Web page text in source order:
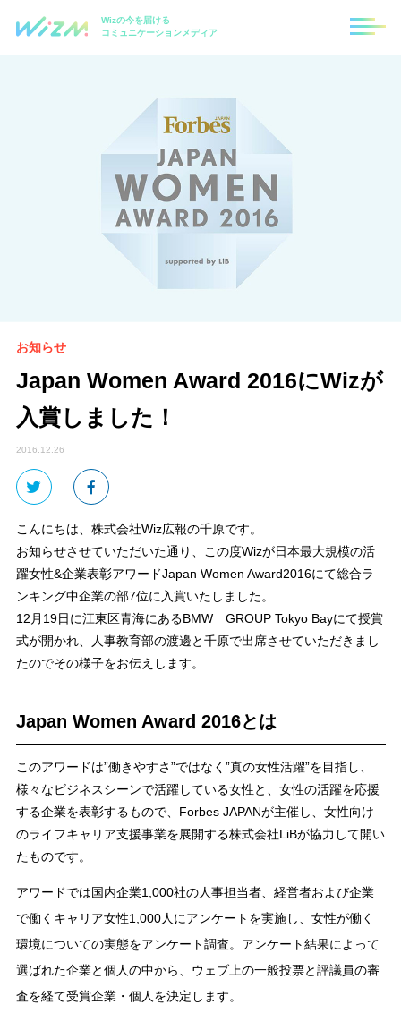
Wizの今を届ける
コミュニケーションメディア
お知らせ
Japan Women Award 2016にWizが
入賞しました！
2016.12.26
こんにちは、株式会社Wiz広報の千原です。
お知らせさせていただいた通り、この度Wizが日本最大規模の活
躍女性&企業表彰アワードJapan Women Award2016にて総合ラ
ンキング中企業の部7位に入賞いたしました。
12月19日に江東区青海にあるBMW GROUP Tokyo Bayにて授賞
式が開かれ、人事教育部の渡邊と千原で出席させていただきまし
たのでその様子をお伝えします。
Japan Women Award 2016とは
このアワードは”働きやすさ”ではなく”真の女性活躍”を目指し、
様々なビジネスシーンで活躍している女性と、女性の活躍を応援
する企業を表彰するもので、Forbes JAPANが主催し、女性向け
のライフキャリア支援事業を展開する株式会社LiBが協力して開い
たものです。
アワードでは国内企業1,000社の人事担当者、経営者および企業
で働くキャリア女性1,000人にアンケートを実施し、女性が働く
環境についての実態をアンケート調査。アンケート結果によって
選ばれた企業と個人の中から、ウェブ上の一般投票と評議員の審
査を経て受賞企業・個人を決定します。